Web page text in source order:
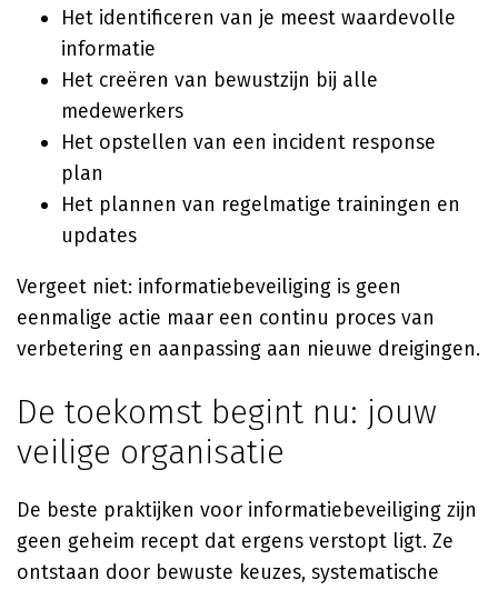
Het identificeren van je meest waardevolle
informatie
Het creëren van bewustzijn bij alle
medewerkers
Het opstellen van een incident response
plan
Het plannen van regelmatige trainingen en
updates
Vergeet niet: informatiebeveiliging is geen
eenmalige actie maar een continu proces van
verbetering en aanpassing aan nieuwe dreigingen.
De toekomst begint nu: jouw
veilige organisatie
De beste praktijken voor informatiebeveiliging zijn
geen geheim recept dat ergens verstopt ligt. Ze
ontstaan door bewuste keuzes, systematische